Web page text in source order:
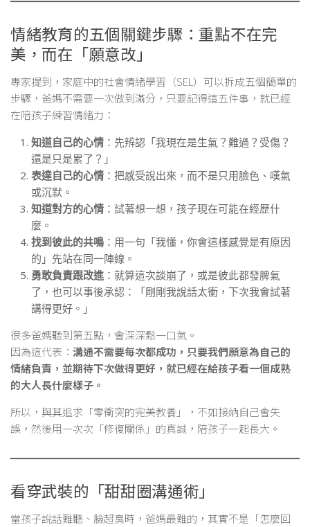
情緒教育的五個關鍵步驟：重點不在完
美，而在「願意改」
專家提到，家庭中的社會情緒學習（SEL）可以拆成五個簡單的
步驟，爸媽不需要一次做到滿分，只要記得這五件事，就已經
在陪孩子練習情緒力：
知道自己的心情 ：先辨認「我現在是生氣？難過？受傷？
還是只是累了？」
表達自己的心情 ：把感受說出來，而不是只用臉色、嘆氣
或沉默。
知道對方的心情 ：試著想一想，孩子現在可能在經歷什
麼。
找到彼此的共鳴 ：用一句「我懂，你會這樣感覺是有原因
的」先站在同一陣線。
勇敢負責跟改進 ：就算這次談崩了，或是彼此都發脾氣
了，也可以事後承認：「剛剛我說話太衝，下次我會試著
講得更好。」
很多爸媽聽到第五點，會深深鬆一口氣。
因為這代表： 溝通不需要每次都成功，只要我們願意為自己的
情緒負責，並期待下次做得更好，就已經在給孩子看一個成熟
的大人長什麼樣子。
所以，與其追求「零衝突的完美教養」，不如接納自己會失
誤，然後用一次次「修復關係」的真誠，陪孩子一起長大。
看穿武裝的「甜甜圈溝通術」
當孩子說話難聽、臉超臭時，爸媽最難的，其實不是「怎麼回